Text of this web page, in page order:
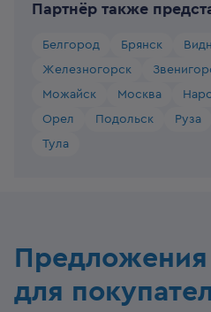
Партнёр также
Белгород Брянск
Железногорск
Можайск
Москва
Орел
Подольск Руза
Тула
Предложения
для